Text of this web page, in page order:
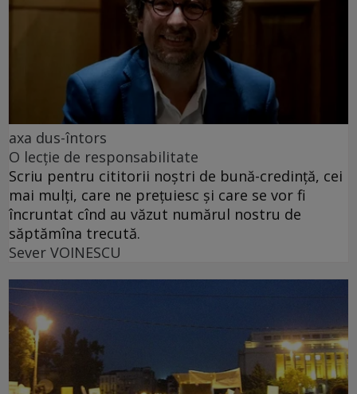
axa dus-întors
O lecție de responsabilitate
Scriu pentru cititorii noștri de bună-credință, cei
mai mulți, care ne prețuiesc și care se vor fi
încruntat cînd au văzut numărul nostru de
săptămîna trecută.
Sever VOINESCU